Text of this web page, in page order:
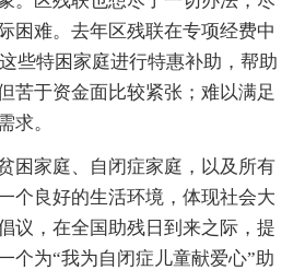
困难。去年区残联在专项经费中
些特困家庭进行特惠补助，帮助
苦于资金面比较紧张；难以满足
求。
家庭、自闭症家庭，以及所有
个良好的生活环境，体现社会大
议，在全国助残日到来之际，提
个为“我为自闭症儿童献爱心”助